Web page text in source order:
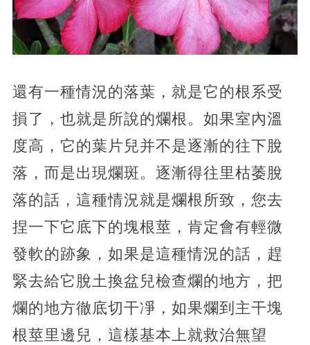
還有一種情況的落葉，就是它的根系受
損了，也就是所說的爛根。如果室內溫
度高，它的葉片兒并不是逐漸的往下脫
落，而是出現爛斑。逐漸得往里枯萎脫
落的話，這種情況就是爛根所致，您去
捏一下它底下的塊根莖，肯定會有輕微
發軟的跡象，如果是這種情況的話，趕
緊去給它脫土換盆兒檢查爛的地方，把
爛的地方徹底切干凈，如果爛到主干塊
根莖里邊兒，這樣基本上就救治無望